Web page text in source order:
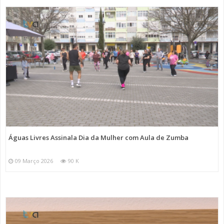
Águas Livres Assinala Dia da Mulher com Aula de Zumba
09 Março 2026 90 K